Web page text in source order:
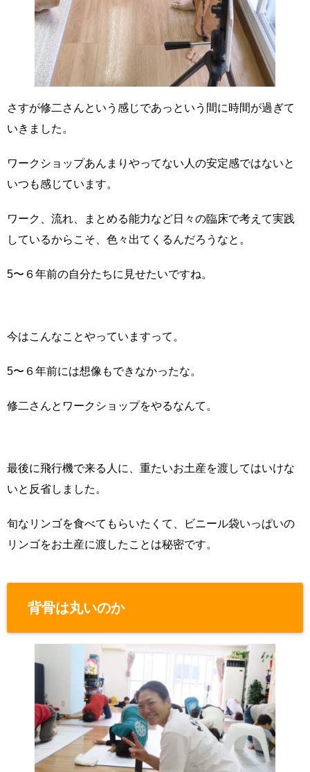
さすが修二さんという感じであっという間に時間が過ぎて
いきました。
ワークショップあんまりやってない人の安定感ではないと
いつも感じています。
ワーク、流れ、まとめる能力など日々の臨床で考えて実践
しているからこそ、色々出てくるんだろうなと。
5〜６年前の自分たちに見せたいですね。
今はこんなことやっていますって。
5〜６年前には想像もできなかったな。
修二さんとワークショップをやるなんて。
最後に飛行機で来る人に、重たいお土産を渡してはいけな
いと反省しました。
旬なリンゴを食べてもらいたくて、ビニール袋いっぱいの
リンゴをお土産に渡したことは秘密です。
背骨は丸いのか